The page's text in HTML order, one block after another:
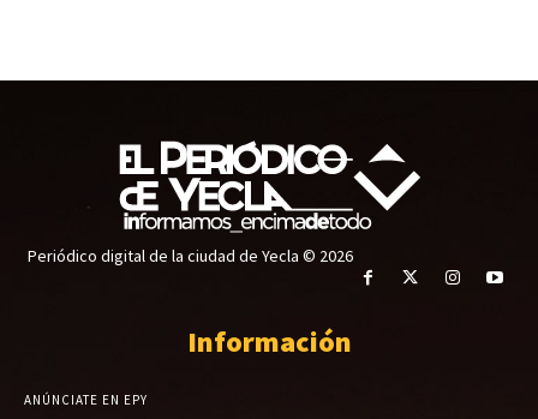
Periódico digital de la ciudad de Yecla © 2026
Información
ANÚNCIATE EN EPY